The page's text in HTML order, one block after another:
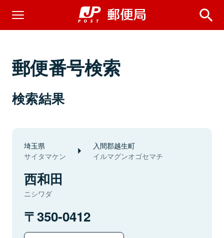
郵便番号検索
検索結果
埼玉県
サイタマケン
入間郡越生町
イルマグンオゴセマチ
西和田
ニシワダ
350-0412